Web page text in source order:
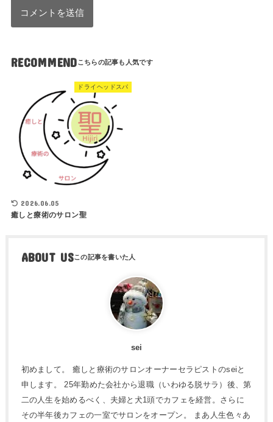
RECOMMEND
ドライヘッドスパ
2026.06.05
癒しと療術のサロン聖
ABOUT US
sei
初めまして。 癒しと療術のサロンオーナーセラピストのseiと
申します。 25年勤めた会社から退職（いわゆる脱サラ）後、第
二の人生を始めるべく、夫婦と犬1頭でカフェを経営。さらに
その半年後カフェの一室でサロンをオープン。 まあ人生色々あ